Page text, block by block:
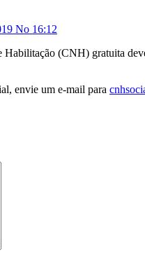
No 16:12
Habilitação (CNH) gratuita
envie um e-mail para